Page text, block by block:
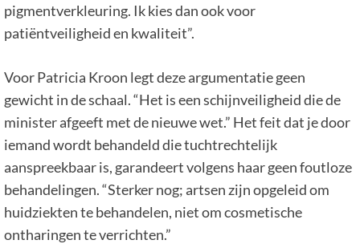
pigmentverkleuring. Ik kies dan ook voor
patiëntveiligheid en kwaliteit”.
Voor Patricia Kroon legt deze argumentatie geen
gewicht in de schaal. “Het is een schijnveiligheid die de
minister afgeeft met de nieuwe wet.” Het feit dat je door
iemand wordt behandeld die tuchtrechtelijk
aanspreekbaar is, garandeert volgens haar geen foutloze
behandelingen. “Sterker nog; artsen zijn opgeleid om
huidziekten te behandelen, niet om cosmetische
ontharingen te verrichten.”